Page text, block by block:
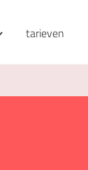
tarieven